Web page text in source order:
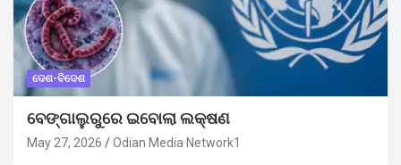
ଦେଶ-ବିଦେଶ
ବେଙ୍ଗାଲୁରୁରେ ଇବୋଲା ଲକ୍ଷଣ
May 27, 2026 Odian Media Network1